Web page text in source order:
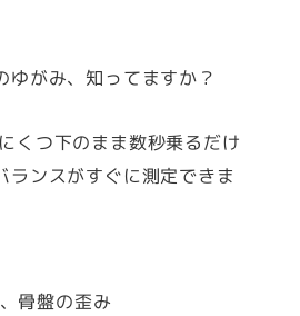
ゆがみ、知ってますか？
にくつ下のまま数秒乗るだけ
ランスがすぐに測定できま
骨盤の歪み